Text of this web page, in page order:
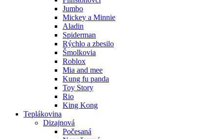
Jumbo
Mickey a Minnie
Aladin
Spiderman
Rýchlo a zbesilo
Šmolkovia
Roblox
Mia and mee
Kung fu panda
Toy Story
Rio
King Kong
Teplákovina
Dizajnová
Počesaná